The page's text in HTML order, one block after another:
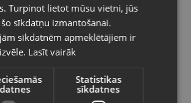
tiks piegādāti uz
valsti
būs attēlots izvēlētajā
Turpinot lietot mūsu vietni, jūs
sīkdatņu izmantošanai.
sīkdatnēm apmeklētājiem ir
Lasīt vairāk
Statistikas
sīkdatnes